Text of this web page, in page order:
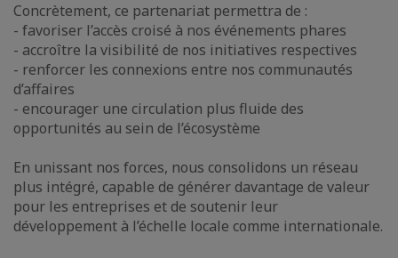
Concrètement, ce partenariat permettra de :
- favoriser l’accès croisé à nos événements phares
- accroître la visibilité de nos initiatives respectives
- renforcer les connexions entre nos communautés
d’affaires
- encourager une circulation plus fluide des
opportunités au sein de l’écosystème
En unissant nos forces, nous consolidons un réseau
plus intégré, capable de générer davantage de valeur
pour les entreprises et de soutenir leur
développement à l’échelle locale comme internationale.